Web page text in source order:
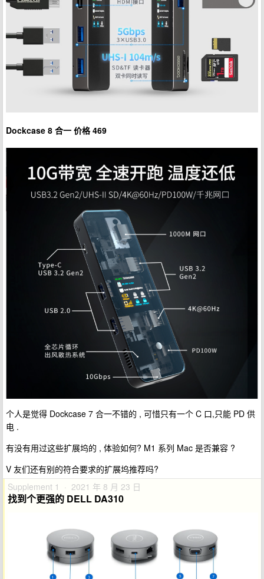
Dockcase 8 合一 价格 469
个人是觉得 Dockcase 7 合一不错的 , 可惜只有一个 C 口,只能 PD 供
电 .
有没有用过这些扩展坞的 , 体验如何? M1 系列 Mac 是否兼容 ?
V 友们还有别的符合要求的扩展坞推荐吗?
Supplement 1 · 2021 年 8 月 23 日
找到个更强的 DELL DA310